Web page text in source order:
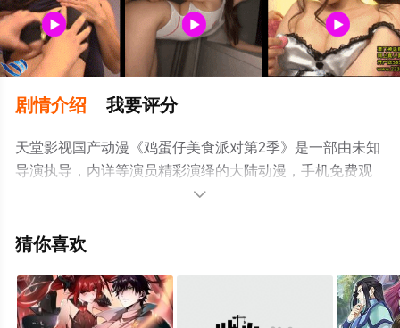
剧情介绍 我要评分
天堂影视国产动漫《鸡蛋仔美食派对第2季》是一部由未知
导演执导，内详等演员精彩演绎的大陆动漫，手机免费观
看高清未删减完整版动漫全集就上天堂电影网，更多相关

猜你喜欢